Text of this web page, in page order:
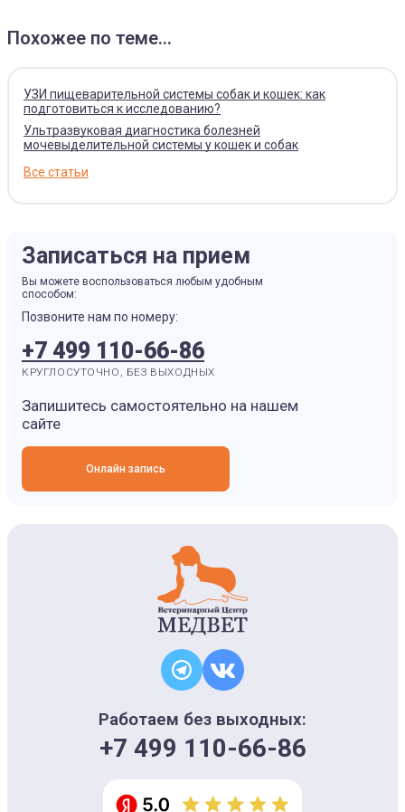
Похожее по теме...
УЗИ пищеварительной системы собак и кошек: как
подготовиться к исследованию?
Ультразвуковая диагностика болезней
мочевыделительной системы у кошек и собак
Все статьи
Записаться на прием
Вы можете воспользоваться любым удобным
способом:
Позвоните нам по номеру:
+7 499 110-66-86
КРУГЛОСУТОЧНО, БЕЗ ВЫХОДНЫХ
Запишитесь самостоятельно на нашем
сайте
Онлайн запись
Работаем без выходных:
+7 499 110-66-86